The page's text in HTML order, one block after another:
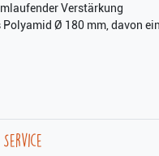
Verstärkung
Ø 180 mm, davon
Service